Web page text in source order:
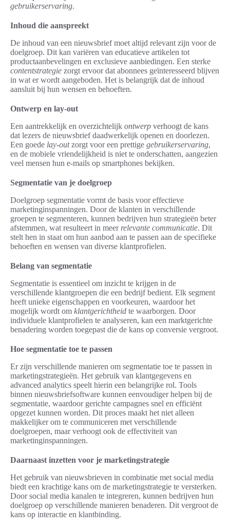
gebruikerservaring.
Inhoud die aanspreekt
De inhoud van een nieuwsbrief moet altijd relevant zijn voor de
doelgroep. Dit kan variëren van educatieve artikelen tot
productaanbevelingen en exclusieve aanbiedingen. Een sterke
contentstrategie zorgt ervoor dat abonnees geïnteresseerd blijven
in wat er wordt aangeboden. Het is belangrijk dat de inhoud
aansluit bij hun wensen en behoeften.
Ontwerp en lay-out
Een aantrekkelijk en overzichtelijk ontwerp verhoogt de kans
dat lezers de nieuwsbrief daadwerkelijk openen en doorlezen.
Een goede lay-outzorgt voor een prettige gebruikerservaring,
en de mobiele vriendelijkheid is niet te onderschatten, aangezien
veel mensen hun e-mails op smartphones bekijken.
Segmentatie van je doelgroep
Doelgroep segmentatie vormt de basis voor effectieve
marketinginspanningen. Door de klanten in verschillende
groepen te segmenteren, kunnen bedrijven hun strategieën beter
afstemmen, wat resulteert in meer relevante communicatie. Dit
stelt hen in staat om hun aanbod aan te passen aan de specifieke
behoeften en wensen van diverse klantprofielen.
Belang van segmentatie
Segmentatie is essentieel om inzicht te krijgen in de
verschillende klantgroepen die een bedrijf bedient. Elk segment
heeft unieke eigenschappen en voorkeuren, waardoor het
mogelijk wordt om klantgerichtheid te waarborgen. Door
individuele klantprofielen te analyseren, kan een marktgerichte
benadering worden toegepast die de kans op conversie vergroot.
Hoe segmentatie toe te passen
Er zijn verschillende manieren om segmentatie toe te passen in
marketingstrategieën. Het gebruik van klantgegevens en
advanced analytics speelt hierin een belangrijke rol. Tools
binnen nieuwsbriefsoftware kunnen eenvoudiger helpen bij de
segmentatie, waardoor gerichte campagnes snel en efficiënt
opgezet kunnen worden. Dit proces maakt het niet alleen
makkelijker om te communiceren met verschillende
doelgroepen, maar verhoogt ook de effectiviteit van
marketinginspanningen.
Daarnaast inzetten voor je marketingstrategie
Het gebruik van nieuwsbrieven in combinatie met social media
biedt een krachtige kans om de marketingstrategie te versterken.
Door social media kanalen te integreren, kunnen bedrijven hun
doelgroep op verschillende manieren benaderen. Dit vergroot de
kans op interactie en klantbinding.